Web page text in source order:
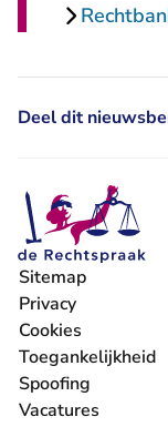
Deel dit
Sitemap
Privacy
Cookies
Toegankelijkheid
Spoofing
Vacatures
- U verlaat